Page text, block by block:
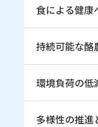
魅力ある乳
乳で培われ
安全で安心
食による健康
健康寿命延
持続可能な酪
酪農生産基
環境負荷の低
多様性の推進